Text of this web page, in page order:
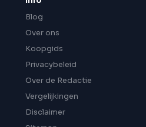
Blog
Over ons
Koopgids
Privacybeleid
Over de Redactie
Vergelijkingen
Disclaimer